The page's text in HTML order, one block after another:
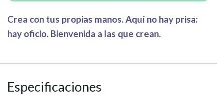
Crea con tus propias manos. Aquí no hay prisa:
hay oficio. Bienvenida a las que crean.
Especificaciones